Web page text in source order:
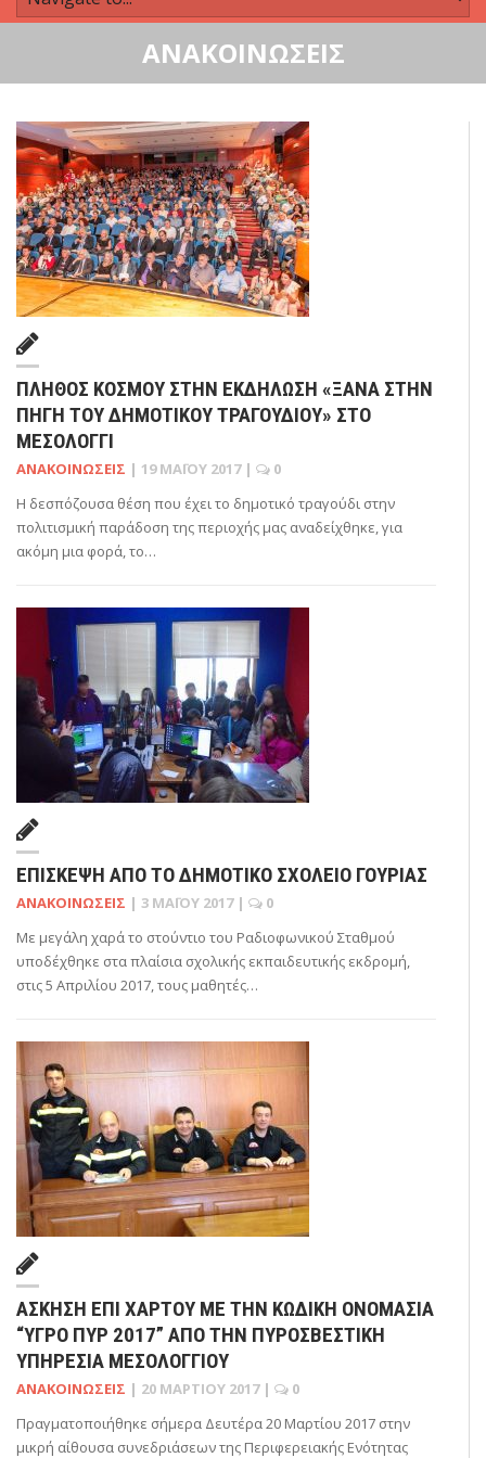
ΑΝΑΚΟΙΝΏΣΕΙΣ
ΠΛΉΘΟΣ ΚΌΣΜΟΥ ΣΤΗΝ ΕΚΔΉΛΩΣΗ «ΞΑΝΆ ΣΤΗΝ
ΠΗΓΉ ΤΟΥ ΔΗΜΟΤΙΚΟΎ ΤΡΑΓΟΥΔΙΟΎ» ΣΤΟ
ΜΕΣΟΛΌΓΓΙ
ΑΝΑΚΟΙΝΏΣΕΙΣ | 19 ΜΑΪ́ΟΥ 2017 |
0
Η δεσπόζουσα θέση που έχει το δημοτικό τραγούδι στην
πολιτισμική παράδοση της περιοχής μας αναδείχθηκε, για
ακόμη μια φορά, το…
ΕΠΊΣΚΕΨΗ ΑΠΌ ΤΟ ΔΗΜΟΤΙΚΌ ΣΧΟΛΕΊΟ ΓΟΥΡΙΆΣ
ΑΝΑΚΟΙΝΏΣΕΙΣ | 3 ΜΑΪ́ΟΥ 2017 |
0
Με μεγάλη χαρά το στούντιο του Ραδιοφωνικού Σταθμού
υποδέχθηκε στα πλαίσια σχολικής εκπαιδευτικής εκδρομή,
στις 5 Απριλίου 2017, τους μαθητές…
ΆΣΚΗΣΗ ΕΠΊ ΧΆΡΤΟΥ ΜΕ ΤΗΝ ΚΩΔΙΚΉ ΟΝΟΜΑΣΊΑ
“ΥΓΡΟ ΠΥΡ 2017” ΑΠΌ ΤΗΝ ΠΥΡΟΣΒΕΣΤΙΚΉ
ΥΠΗΡΕΣΊΑ ΜΕΣΟΛΟΓΓΊΟΥ
ΑΝΑΚΟΙΝΏΣΕΙΣ | 20 ΜΑΡΤΊΟΥ 2017 |
0
Πραγματοποιήθηκε σήμερα Δευτέρα 20 Μαρτίου 2017 στην
μικρή αίθουσα συνεδριάσεων της Περιφερειακής Ενότητας